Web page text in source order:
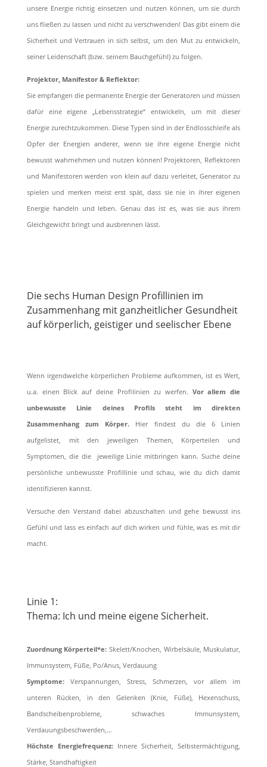
unsere Energie richtig einsetzen und nutzen können, um sie durch
uns ﬂießen zu lassen und nicht zu verschwenden! Das gibt einem die
Sicherheit und Vertrauen in sich selbst, um den Mut zu entwickeln,
seiner Leidenschaft (bzw. seinem Bauchgefühl) zu folgen.
Projektor, Manifestor & Reﬂektor:
Sie empfangen die permanente Energie der Generatoren und müssen
dafür eine eigene „Lebensstrategie“ entwickeln, um mit dieser
Energie zurechtzukommen. Diese Typen sind in der Endlosschleife als
Opfer der Energien anderer, wenn sie ihre eigene Energie nicht
bewusst wahrnehmen und nutzen können! Projektoren, Reflektoren
und Manifestoren werden von klein auf dazu verleitet, Generator zu
spielen und merken meist erst spät, dass sie nie in ihrer eigenen
Energie handeln und leben. Genau das ist es, was sie aus ihrem
Gleichgewicht bringt und ausbrennen lässt.
Die sechs Human Design Profillinien im
Zusammenhang mit ganzheitlicher Gesundheit
auf körperlich, geistiger und seelischer Ebene
Wenn irgendwelche körperlichen Probleme aufkommen, ist es Wert,
u.a. einen Blick auf deine Proﬁlinien zu werfen. Vor allem die
unbewusste Linie deines Proﬁls steht im direkten
Zusammenhang zum Körper. Hier ﬁndest du die 6 Linien
aufgelistet, mit den jeweiligen Themen, Körperteilen und
Symptomen, die die jeweilige Linie mitbringen kann. Suche deine
persönliche unbewusste Proﬁllinie und schau, wie du dich damit
identiﬁzieren kannst.
Versuche den Verstand dabei abzuschalten und gehe bewusst ins
Gefühl und lass es einfach auf dich wirken und fühle, was es mit dir
macht.
Linie 1:
Thema: Ich und meine eigene Sicherheit.
Zuordnung Körperteil*e: Skelett/Knochen, Wirbelsäule, Muskulatur,
Immunsystem, Füße, Po/Anus, Verdauung
Symptome:Verspannungen, Stress, Schmerzen, vor allem im
unteren Rücken, in den Gelenken (Knie, Füße), Hexenschuss,
Bandscheibenprobleme, schwaches Immunsystem,
Verdauungsbeschwerden,…
Höchste Energiefrequenz:Innere Sicherheit, Selbstermächtigung,
Stärke, Standhaftigkeit